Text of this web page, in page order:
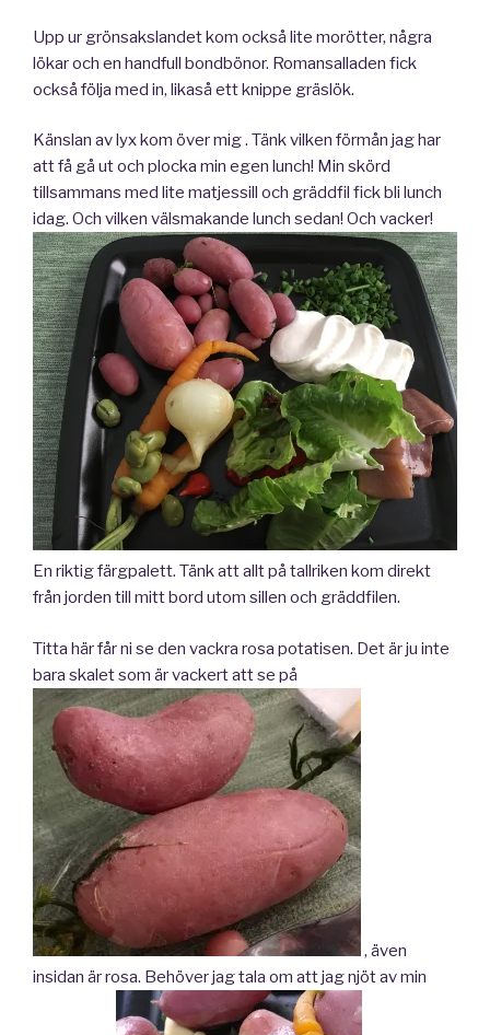
Upp ur grönsakslandet kom också lite morötter, några
lökar och en handfull bondbönor. Romansalladen fick
också följa med in, likaså ett knippe gräslök.
Känslan av lyx kom över mig . Tänk vilken förmån jag har
att få gå ut och plocka min egen lunch! Min skörd
tillsammans med lite matjessill och gräddfil fick bli lunch
idag. Och vilken välsmakande lunch sedan! Och vacker!
En riktig färgpalett. Tänk att allt på tallriken kom direkt
från jorden till mitt bord utom sillen och gräddfilen.
Titta här får ni se den vackra rosa potatisen. Det är ju inte
bara skalet som är vackert att se på
, även
insidan är rosa. Behöver jag tala om att jag njöt av min